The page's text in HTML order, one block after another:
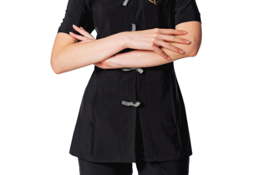
Cancelar Crear lista de Favoritos
Cancelar Iniciar sesión